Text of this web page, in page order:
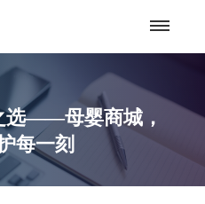
选——母婴商城，
每一刻